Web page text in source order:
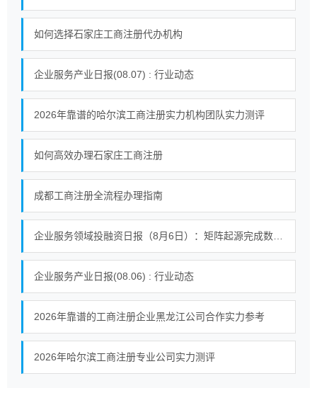
如何选择石家庄工商注册代办机构
企业服务产业日报(08.07) : 行业动态
2026年靠谱的哈尔滨工商注册实力机构团队实力测评
如何高效办理石家庄工商注册
成都工商注册全流程办理指南
企业服务产业日报(08.06) : 行业动态
2026年靠谱的工商注册企业黑龙江公司合作实力参考
2026年哈尔滨工商注册专业公司实力测评